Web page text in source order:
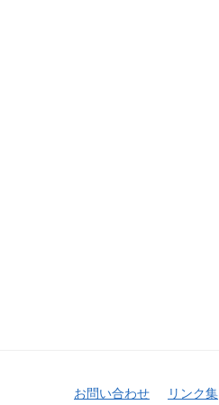
お問い合わせ リンク集